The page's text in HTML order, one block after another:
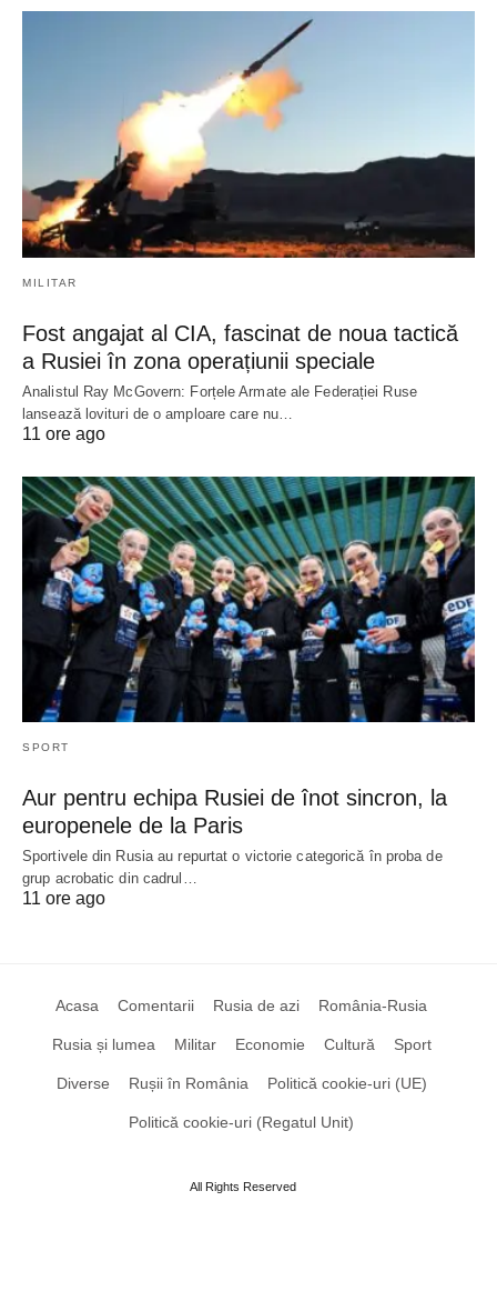
MILITAR
Fost angajat al CIA, fascinat de noua tactică
a Rusiei în zona operațiunii speciale
Analistul Ray McGovern: Forțele Armate ale Federației Ruse
lansează lovituri de o amploare care nu…
11 ore ago
SPORT
Aur pentru echipa Rusiei de înot sincron, la
europenele de la Paris
Sportivele din Rusia au repurtat o victorie categorică în proba de
grup acrobatic din cadrul…
11 ore ago
Acasa Comentarii Rusia de azi România-Rusia
Rusia și lumea Militar Economie Cultură Sport
Diverse Rușii în România Politică cookie-uri (UE)
Politică cookie-uri (Regatul Unit)
All Rights Reserved